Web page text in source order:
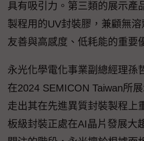
具有吸引力。第三類的展示產
製程用的UV封裝膠，兼顧無
友善與高感度、低耗能的重要
永光化學電化事業副總經理孫
在2024 SEMICON Taiwan所
走出其在先進異質封裝製程上
板級封裝正處在AI晶片發展大